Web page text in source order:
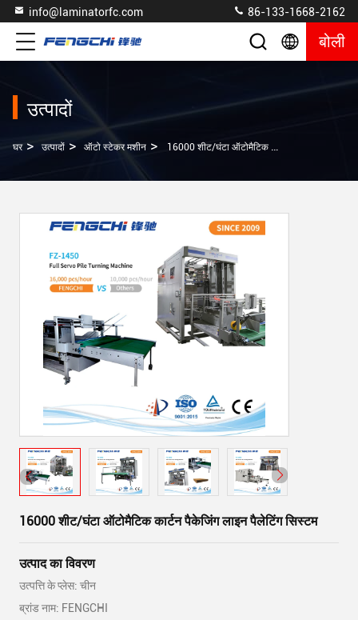
info@laminatorfc.com 86-133-1668-2162
बोली
उत्पादों
घर > उत्पादों > ऑटो स्टेकर मशीन > 16000 शीट/घंटा ऑटोमैटिक कार्टन पैकेजिंग लाइन पैलेटिंग सिस्टम
16000 शीट/घंटा ऑटोमैटिक कार्टन पैकेजिंग लाइन पैलेटिंग सिस्टम
उत्पाद का विवरण
उत्पत्ति के प्लेस: चीन
ब्रांड नाम: FENGCHI